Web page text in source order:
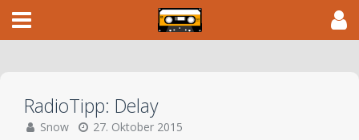
RadioTipp: Delay
Snow 27. Oktober 2015